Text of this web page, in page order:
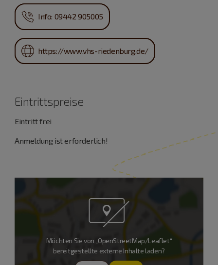
Info: 09442 905005
https://www.vhs-riedenburg.de/
Eintrittspreise
Eintritt frei
Anmeldung ist erforderlich!
Möchten Sie von „OpenStreetMap/Leaflet“
bereitgestellte externe Inhalte laden?